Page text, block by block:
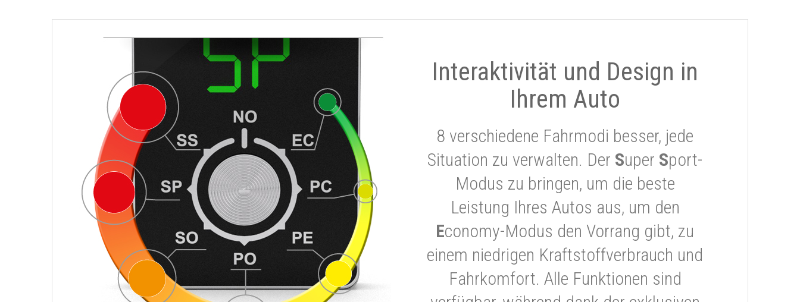
Interaktivität und Design in
Ihrem Auto
8 verschiedene Fahrmodi besser, jede
Situation zu verwalten. Der Super Sport-
Modus zu bringen, um die beste
Leistung Ihres Autos aus, um den
Economy-Modus den Vorrang gibt, zu
einem niedrigen Kraftstoffverbrauch und
Fahrkomfort. Alle Funktionen sind